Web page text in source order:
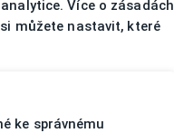
Více o zásadách
můžete nastavit, které
ke správnému